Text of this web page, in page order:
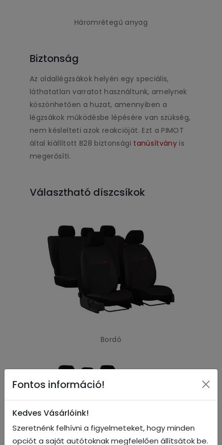
Háromrétegű anyag
Biztonság
Az oldallégzsákok helyén egy speciális,
láthatatlan varratot használtunk, amelynek
köszönhetően a huzat, amennyiben a
légzsákok működésbe lépésére van szükség,
nem késlelteti azok reakcióját. Ezt a PIMOT
által kiállított B28 biztonsági tanúsítvány is
megerősíti.
Választható díszcsíkok
Bordó
Fontos információ!
Kedves Vásárlóink!
Szeretnénk felhívni a figyelmeteket, hogy minden
opciót a saját autótoknak megfelelően állítsátok be.